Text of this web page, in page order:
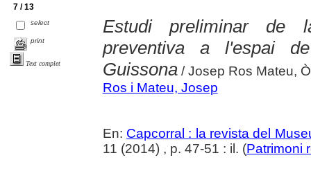
7 / 13
select
print
Text complet
Estudi preliminar de
preventiva a l'espai
Guissona/ Josep Ros Mateu,
Ros i Mateu, Josep
En: Capcorral : la revista del
11 (2014) , p. 47-51 : il. (Patrimoni